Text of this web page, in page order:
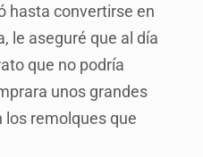
hasta convertirse en
le aseguré que al día
que no podría
unos grandes
los remolques que